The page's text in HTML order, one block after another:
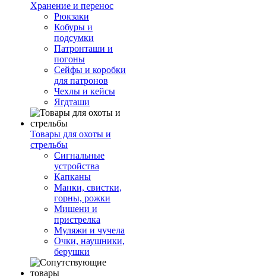
Хранение и перенос
Рюкзаки
Кобуры и
подсумки
Патронташи и
погоны
Сейфы и коробки
для патронов
Чехлы и кейсы
Ягдташи
Товары для охоты и
стрельбы
Сигнальные
устройства
Капканы
Манки, свистки,
горны, рожки
Мишени и
пристрелка
Муляжи и чучела
Очки, наушники,
берушки